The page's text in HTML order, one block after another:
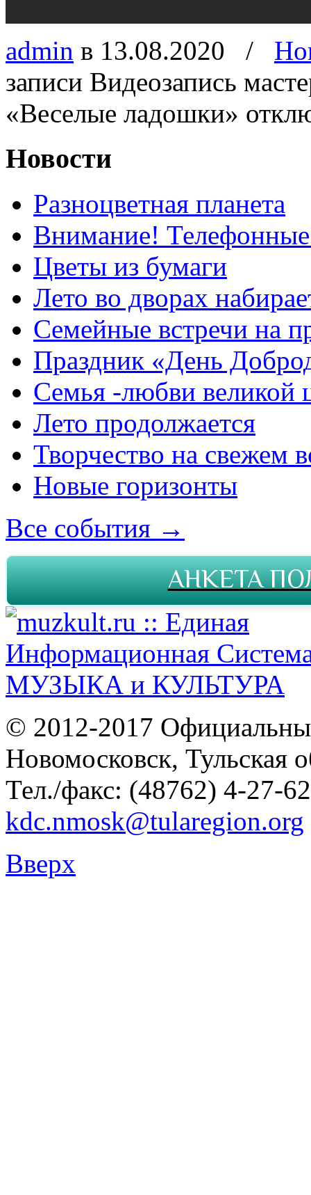
admin в 13.08.2020 /
записи Видеозапись
«Веселые ладошки»
Новости
Разноцветная планета
Внимание!
Цветы из бумаги
Лето во дворах
Семейные встречи на
Праздник «День
Семья -любви великой
Лето продолжается
Творчество на свежем
Новые горизонты
Все события →
АНКЕТА
© 2012-2017
Новомосковск, Тульская
Тел./факс: (48762) 4-27-
kdc.nmosk@tularegion.org
Вверх